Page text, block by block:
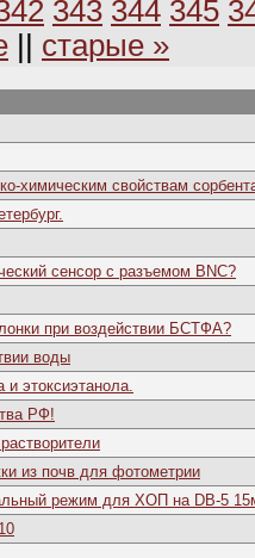
343 344 345
старые »
химическим свойствам
сенсор с разъемом BNC?
при воздействии БСТФА?
воды
этоксиэтанола.
РФ!
из почв для фотометрии
режим для ХОП на DB-5